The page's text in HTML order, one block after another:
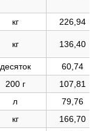
кг 226,94
кг 136,40
десяток
60,74
200 г
107,81
л
79,76
кг
166,70